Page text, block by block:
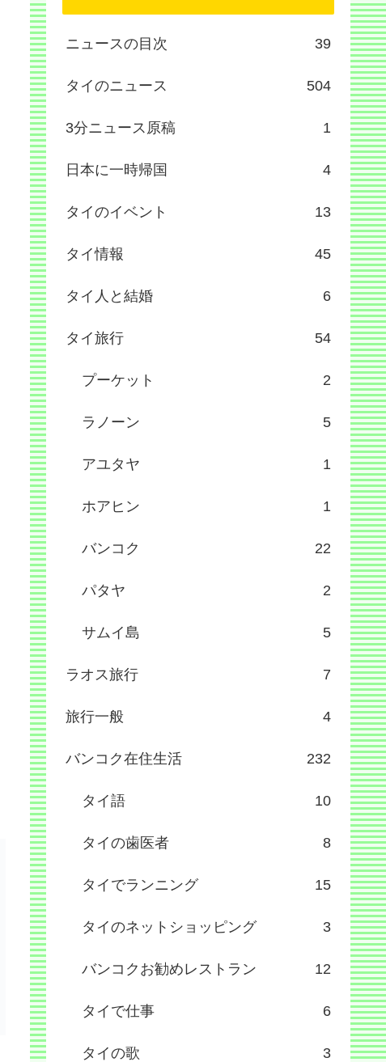
ニュースの目次 39
タイのニュース 504
3分ニュース原稿 1
日本に一時帰国 4
タイのイベント 13
タイ情報 45
タイ人と結婚 6
タイ旅行 54
プーケット 2
ラノーン 5
アユタヤ 1
ホアヒン 1
バンコク 22
パタヤ 2
サムイ島 5
ラオス旅行 7
旅行一般 4
バンコク在住生活 232
タイ語 10
タイの歯医者 8
タイでランニング 15
タイのネットショッピング 3
バンコクお勧めレストラン 12
タイで仕事 6
タイの歌 3